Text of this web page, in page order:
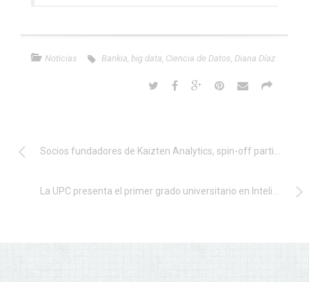
Noticias Bankia big data Ciencia de Datos Diana Díaz